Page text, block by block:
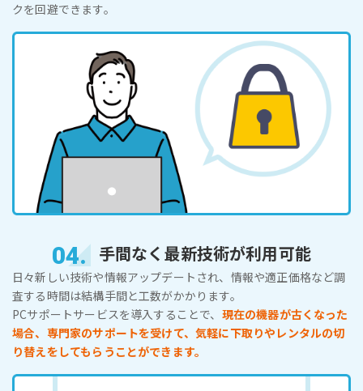
クを回避できます。
04. 手間なく最新技術が利用可能
日々新しい技術や情報アップデートされ、情報や適正価格など調
査する時間は結構手間と工数がかかります。
PCサポートサービスを導入することで、 現在の機器が古くなった
場合、専門家のサポートを受けて、気軽に下取りやレンタルの切
り替えをしてもらうことができます。